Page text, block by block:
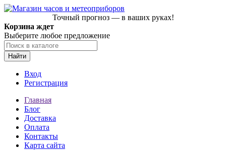
Точный прогноз — в ваших руках!
Корзина ждет
Выберите любое предложение
Найти
Вход
Регистрация
Главная
Блог
Доставка
Оплата
Контакты
Карта сайта